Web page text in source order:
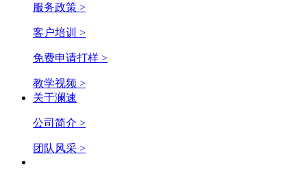
服务政策 >
客户培训 >
免费申请打样 >
教学视频 >
关于澜速
公司简介 >
团队风采 >